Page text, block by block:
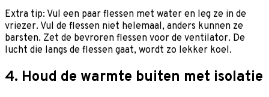
Extra tip: Vul een paar flessen met water en leg ze in de
vriezer. Vul de flessen niet helemaal, anders kunnen ze
barsten. Zet de bevroren flessen voor de ventilator. De
lucht die langs de flessen gaat, wordt zo lekker koel.
4. Houd de warmte buiten met isolatie